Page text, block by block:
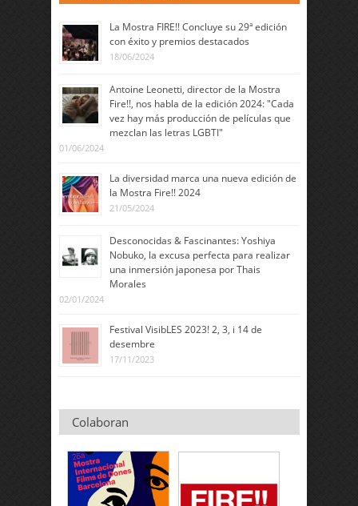
La Mostra FIRE!! Concluye su 29ª edición
con éxito y premios destacados
18/06/2024
Antoine Leonetti, director de la Mostra
Fire!!, nos habla de la edición 2024: "Cada
vez hay más producción de películas que
mezclan las letras LGBTI"
01/06/2024
La diversidad marca una nueva edición de
la Mostra Fire!! 2024
21/05/2024
Desconocidas & Fascinantes: Yoshiya
Nobuko, la excusa perfecta para realizar
una inmersión japonesa por Thais
Morales
02/01/2024
Festival VisibLES 2023! 2, 3, i 14 de
desembre
17/11/2023
Colaboran